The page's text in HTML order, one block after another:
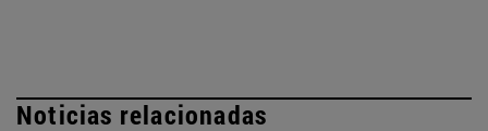
Noticias relacionadas